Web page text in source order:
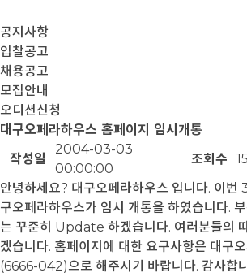
공지사항
입찰공고
채용공고
모집안내
오디션신청
대구오페라하우스 홈페이지 임시개통
작성일
2004-03-03
00:00:00
조회수
안녕하세요? 대구오페라하우스 입니다. 이번
구오페라하우스가 임시 개통을 하였습니다.
는 꾸준히 Update 하겠습니다. 여러분들의
겠습니다. 홈페이지에 대한 요구사항은 대구
(6666-042)으로 해주시기 바랍니다. 감사합